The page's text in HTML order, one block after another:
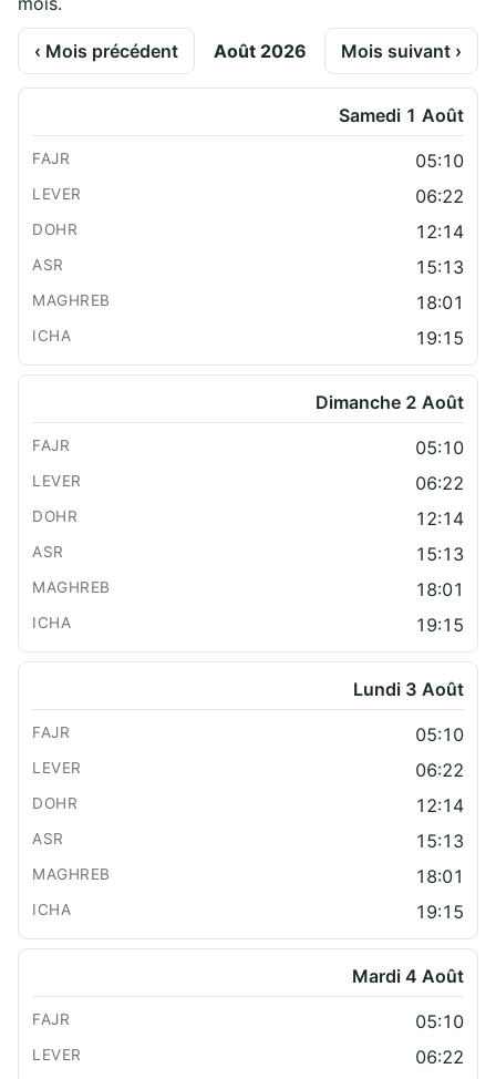
‹ Mois précédent Août 2026 Mois suivant ›
Samedi 1 Août
05:10
06:22
12:14
15:13
18:01
19:15
Dimanche 2 Août
05:10
06:22
12:14
15:13
18:01
19:15
Lundi 3 Août
05:10
06:22
12:14
15:13
18:01
19:15
Mardi 4 Août
05:10
06:22